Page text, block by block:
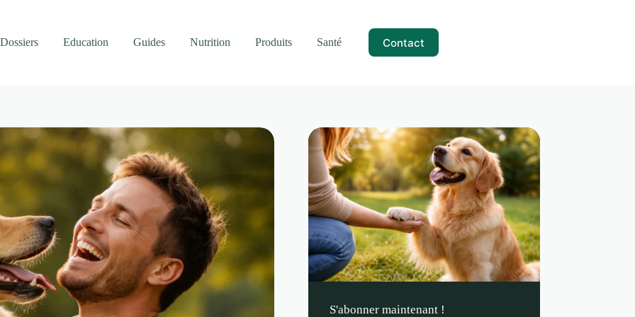
Dossiers Education Guides Nutrition Produits Santé Contact
S'abonner maintenant !